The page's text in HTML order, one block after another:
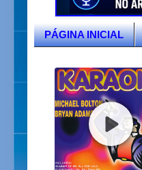
PÁGINA INICIAL